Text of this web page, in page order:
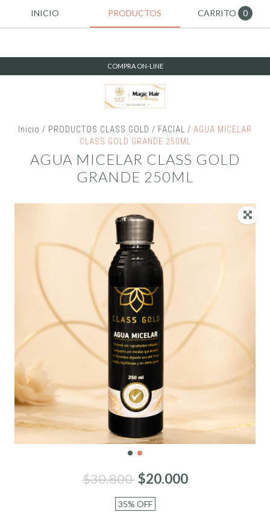
INICIO PRODUCTOS CARRITO 0
COMPRA ON-LINE
Inicio / PRODUCTOS CLASS GOLD / FACIAL / AGUA MICELAR
CLASS GOLD GRANDE 250ML
AGUA MICELAR CLASS GOLD
GRANDE 250ML
$30.800 $20.000
35% OFF